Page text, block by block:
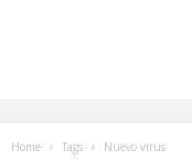
Home Tags Nuevo virus